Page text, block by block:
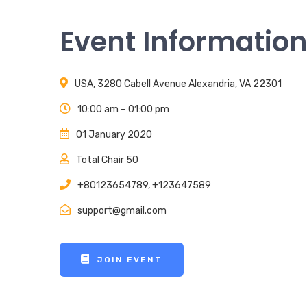
Event
USA, 3280 Cabell Avenue Alexandria, VA 22301
10:00 am – 01:00 pm
01 January 2020
Total Chair 50
+80123654789, +123647589
support@gmail.com
JOIN EVENT